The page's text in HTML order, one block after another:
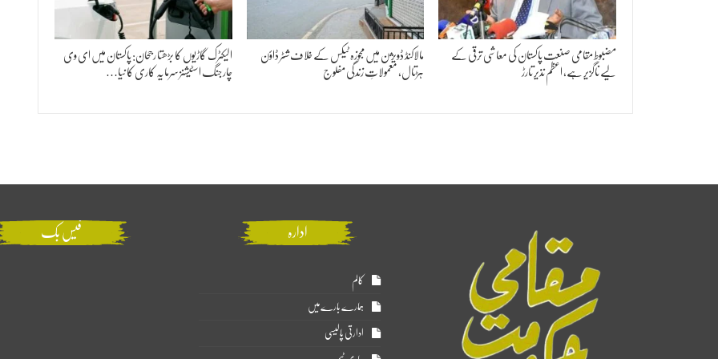
مضبوط مقامی صنعت پاکستان کی معاشی ترقی کے
لیے ناگزیر ہے، اعظم نذیر تارڑ
مالاکنڈ ڈویژن میں مجوزہ ٹیکس کے خلاف شٹر ڈاؤن
ہڑتال، معمولاتِ زندگی مفلوج
الیکٹرک گاڑیوں کا بڑھتا رجحان: پاکستان میں ای وی
چارجنگ اسٹیشنز سرمایہ کاری کا نیا…
ادارہ
کالم
ہمارے بارے میں
ادارتی پالیسی
فیس بک